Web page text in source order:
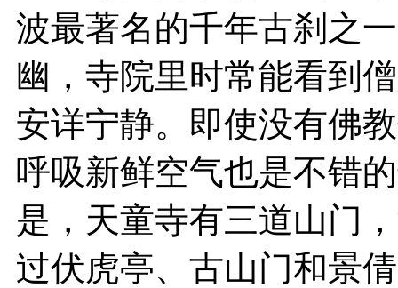
波最著名的千年古刹之
幽，寺院里时常能看到
安详宁静。即使没有佛
呼吸新鲜空气也是不错
是，天童寺有三道山门
过伏虎亭、古山门和景